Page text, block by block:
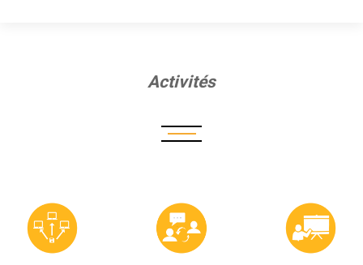
Activités